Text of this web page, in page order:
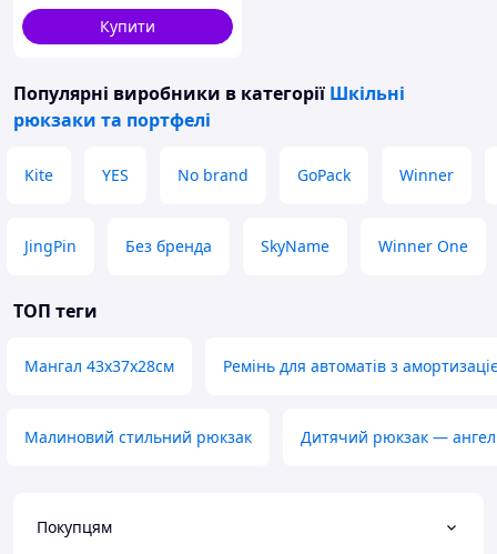
Купити
Популярні виробники в категорії Шкільні
рюкзаки та портфелі
Kite YES No brand GoPack Winner
JingPin Без бренда SkyName Winner One
ТОП теги
Мангал 43х37х28см Ремінь для автоматів з
Малиновий стильний рюкзак Дитячий рюкзак — ангел
Покупцям